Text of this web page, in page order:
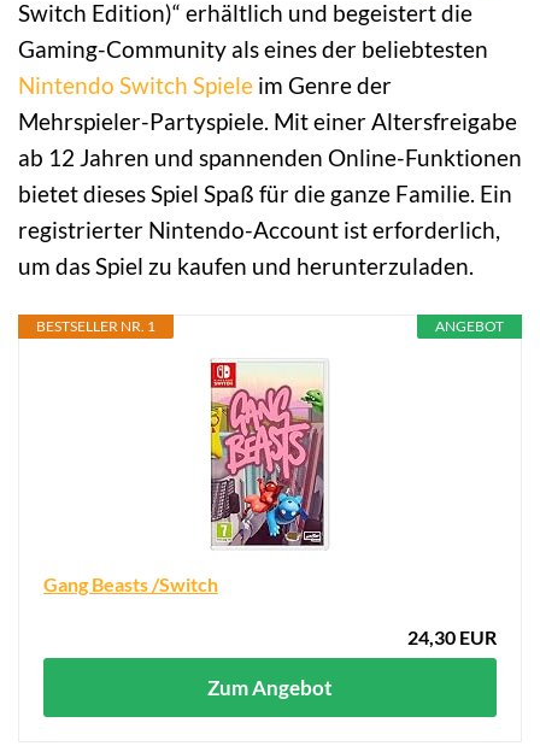
Switch Edition)“ erhältlich und begeistert die
Gaming-Community als eines der beliebtesten
Nintendo Switch Spiele im Genre der
Mehrspieler-Partyspiele. Mit einer Altersfreigabe
ab 12 Jahren und spannenden Online-Funktionen
bietet dieses Spiel Spaß für die ganze Familie. Ein
registrierter Nintendo-Account ist erforderlich,
um das Spiel zu kaufen und herunterzuladen.
ANGEBOT
BESTSELLER NR. 1
Gang Beasts /Switch
24,30 EUR
Zum Angebot